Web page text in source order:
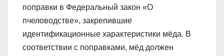
поправки в Федеральный закон «О
пчеловодстве», закрепившие
идентификационные характеристики мёда. В
соответствии с поправками, мёд должен